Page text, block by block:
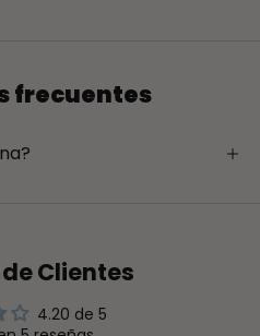
frecuentes
Clientes
4.20 de 5